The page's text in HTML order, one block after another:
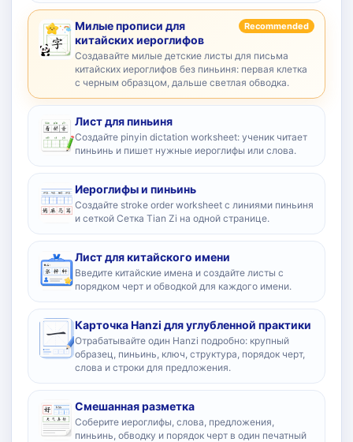
Милые прописи для
китайских иероглифов
Recommended
Создавайте милые детские листы для письма
китайских иероглифов без пиньиня: первая клетка
с черным образцом, дальше светлая обводка.
Лист для пиньиня
Создайте pinyin dictation worksheet: ученик читает
пиньинь и пишет нужные иероглифы или слова.
Иероглифы и пиньинь
Создайте stroke order worksheet с линиями пиньиня
и сеткой Сетка Tian Zi на одной странице.
Лист для китайского имени
Введите китайские имена и создайте листы с
порядком черт и обводкой для каждого имени.
Карточка Hanzi для углубленной практики
Отрабатывайте один Hanzi подробно: крупный
образец, пиньинь, ключ, структура, порядок черт,
слова и строки для предложения.
Смешанная разметка
Соберите иероглифы, слова, предложения,
пиньинь, обводку и порядок черт в один печатный